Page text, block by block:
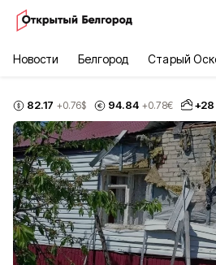
Новости Белгород Старый
82.17 +0.76$ 94.84 +0.78€ +28